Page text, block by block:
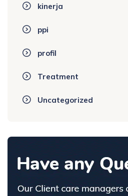
kinerja
ppi
profil
Treatment
Uncategorized